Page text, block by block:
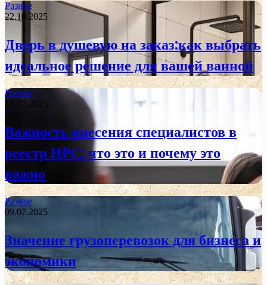
Разное
22.10.2025
Дверь в душевую на заказ:как выбрать
идеальное решение для вашей ванной
Разное
13.07.2025
Важность внесения специалистов в
реестр НРС: что это и почему это
важно
Разное
09.07.2025
Значение грузоперевозок для бизнеса и
экономики